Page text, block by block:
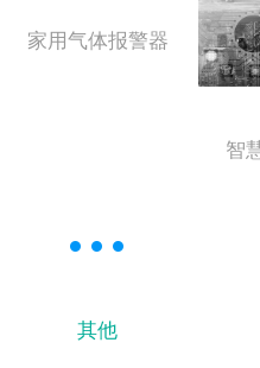
家用气体报警器
智
其他